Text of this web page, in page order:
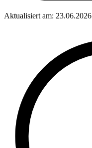
Aktualisiert am: 23.06.2026